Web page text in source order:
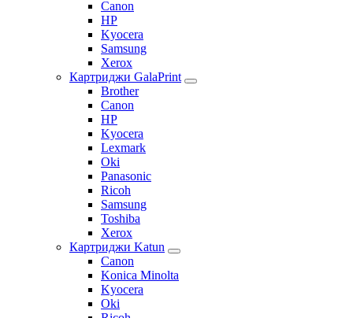
Canon
HP
Kyocera
Samsung
Xerox
Картриджи GalaPrint
Brother
Canon
HP
Kyocera
Lexmark
Oki
Panasonic
Ricoh
Samsung
Toshiba
Xerox
Картриджи Katun
Canon
Konica Minolta
Kyocera
Oki